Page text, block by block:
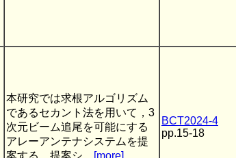
本研究では求根アルゴリズム
であるセカント法を用いて，3
次元ビーム追尾を可能にする
アレーアンテナシステムを提
案する．提案シ...
[more]
BCT2024-4
pp.15-18